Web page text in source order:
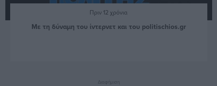
Πριν 12 χρόνια
Με τη δύναμη του ίντερνετ και του politischios.gr
Διαφήμιση